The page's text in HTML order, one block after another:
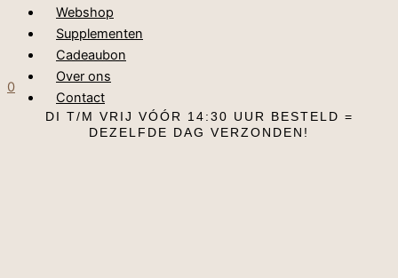
Webshop
Supplementen
Cadeaubon
Over ons
Contact
0
DI T/M VRIJ VÓÓR 14:30 UUR BESTELD =
DEZELFDE DAG VERZONDEN!